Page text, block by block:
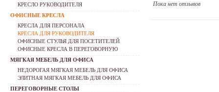
Пока нет отзывов
КРЕСЛО РУКОВОДИТЕЛЯ
ОФИСНЫЕ КРЕСЛА
КРЕСЛА ДЛЯ ПЕРСОНАЛА
КРЕСЛА ДЛЯ РУКОВОДИТЕЛЯ
ОФИСНЫЕ СТУЛЬЯ ДЛЯ ПОСЕТИТЕЛЕЙ
ОФИСНЫЕ КРЕСЛА В ПЕРЕГОВОРНУЮ
МЯГКАЯ МЕБЕЛЬ ДЛЯ ОФИСА
НЕДОРОГАЯ МЯГКАЯ МЕБЕЛЬ ДЛЯ ОФИСА
ЭЛИТНАЯ МЯГКАЯ МЕБЕЛЬ ДЛЯ ОФИСА
ПЕРЕГОВОРНЫЕ СТОЛЫ